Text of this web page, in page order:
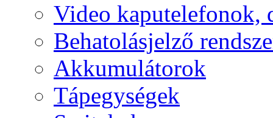
Video kaputelefonok,
Behatolásjelző
Akkumulátorok
Tápegységek